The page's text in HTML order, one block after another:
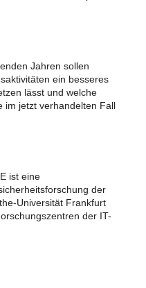
Jahren sollen
ein besseres
lässt und welche
im jetzt verhandelten Fall
ist eine
der
Universität Frankfurt
der IT-